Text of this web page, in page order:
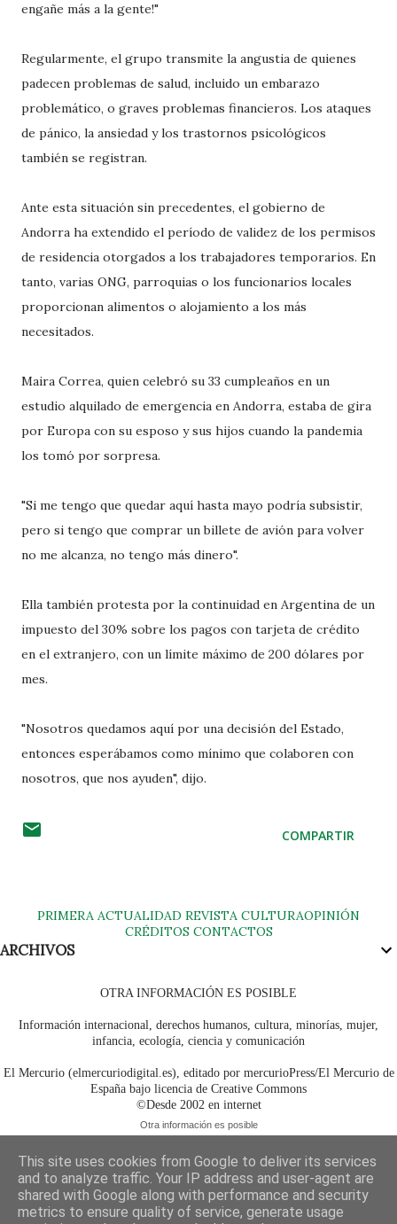
engañe más a la gente!"
Regularmente, el grupo transmite la angustia de quienes
padecen problemas de salud, incluido un embarazo
problemático, o graves problemas financieros. Los ataques
de pánico, la ansiedad y los trastornos psicológicos
también se registran.
Ante esta situación sin precedentes, el gobierno de
Andorra ha extendido el período de validez de los permisos
de residencia otorgados a los trabajadores temporarios. En
tanto, varias ONG, parroquias o los funcionarios locales
proporcionan alimentos o alojamiento a los más
necesitados.
Maira Correa, quien celebró su 33 cumpleaños en un
estudio alquilado de emergencia en Andorra, estaba de gira
por Europa con su esposo y sus hijos cuando la pandemia
los tomó por sorpresa.
"Si me tengo que quedar aquí hasta mayo podría subsistir,
pero si tengo que comprar un billete de avión para volver
no me alcanza, no tengo más dinero".
Ella también protesta por la continuidad en Argentina de un
impuesto del 30% sobre los pagos con tarjeta de crédito
en el extranjero, con un límite máximo de 200 dólares por
mes.
"Nosotros quedamos aquí por una decisión del Estado,
entonces esperábamos como mínimo que colaboren con
nosotros, que nos ayuden", dijo.
COMPARTIR
PRIMERA ACTUALIDAD REVISTA CULTURAOPINIÓN
CRÉDITOSCONTACTOS
ARCHIVOS
OTRA INFORMACIÓN ES POSIBLE
Información internacional, derechos humanos, cultura, minorías, mujer,
infancia, ecología, ciencia y comunicación
El Mercurio (elmercuriodigital.es), editado por mercurioPress/El Mercurio de
España bajo licencia de Creative Commons
©Desde 2002 en internet
Otra información es posible
This site uses cookies from Google to deliver its services
and to analyze traffic. Your IP address and user-agent are
shared with Google along with performance and security
metrics to ensure quality of service, generate usage